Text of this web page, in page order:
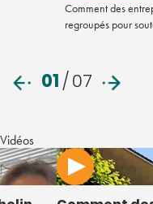
Comment des
regroupés pour
01/07
Vidéos